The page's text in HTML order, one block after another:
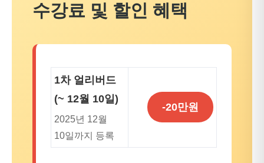
수강료 및 할인 혜택
1차 얼리버드
(~ 12월 10일)
2025년 12월
10일까지 등록
-20만원